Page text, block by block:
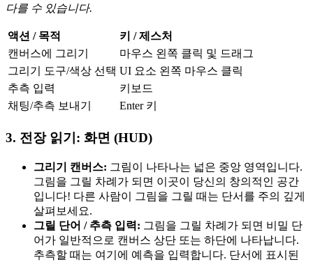
다를 수 있습니다.
액션 / 목적
키 / 제스처
캔버스에 그리기
마우스 왼쪽 클릭 및 드래그
그리기 도구/색상 선택 UI 요소 왼쪽 마우스 클릭
추측 입력
키보드
채팅/추측 보내기
Enter 키
3. 전장 읽기: 화면 (HUD)
그리기 캔버스: 그림이 나타나는 넓은 중앙 영역입니다.
그림을 그릴 차례가 되면 이곳이 당신의 창의적인 공간
입니다! 다른 사람이 그림을 그릴 때는 단서를 주의 깊게
살펴보세요.
그릴 단어 / 추측 입력: 그림을 그릴 차례가 되면 비밀 단
어가 일반적으로 캔버스 상단 또는 하단에 나타납니다.
추측할 때는 여기에 예측을 입력합니다. 단서에 표시된